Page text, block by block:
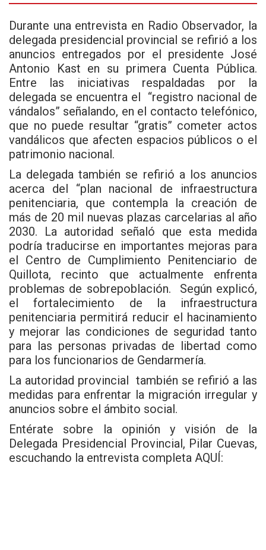
Durante una entrevista en Radio Observador, la
delegada presidencial provincial se refirió a los
anuncios entregados por el presidente José
Antonio Kast en su primera Cuenta Pública.
Entre las iniciativas respaldadas por la
delegada se encuentra el “registro nacional de
vándalos” señalando, en el contacto telefónico,
que no puede resultar “gratis” cometer actos
vandálicos que afecten espacios públicos o el
patrimonio nacional.
La delegada también se refirió a los anuncios
acerca del “plan nacional de infraestructura
penitenciaria, que contempla la creación de
más de 20 mil nuevas plazas carcelarias al año
2030. La autoridad señaló que esta medida
podría traducirse en importantes mejoras para
el Centro de Cumplimiento Penitenciario de
Quillota, recinto que actualmente enfrenta
problemas de sobrepoblación. Según explicó,
el fortalecimiento de la infraestructura
penitenciaria permitirá reducir el hacinamiento
y mejorar las condiciones de seguridad tanto
para las personas privadas de libertad como
para los funcionarios de Gendarmería.
La autoridad provincial también se refirió a las
medidas para enfrentar la migración irregular y
anuncios sobre el ámbito social.
Entérate sobre la opinión y visión de la
Delegada Presidencial Provincial, Pilar Cuevas,
escuchando la entrevista completa AQUÍ: